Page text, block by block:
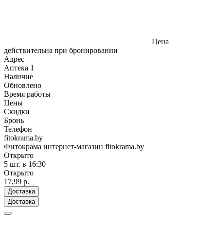
Цена
действительна при бронировании
Адрес
Аптека 1
Наличие
Обновлено
Время работы
Цены
Скидки
Бронь
Телефон
fitokrama.by
Фитокрама интернет-магазин fitokrama.by
Открыто
5 шт. в 16:30
Открыто
17,99 р.
Доставка
Доставка